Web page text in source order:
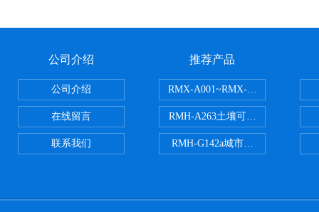
公司介绍
公司介绍
在线留言
联系我们
推荐产品
RMX-A001~RMX-A002丙烯酸涂
RMH-A263土壤可交换酸度分析标
RMH-G142a城市污水处理污泥中